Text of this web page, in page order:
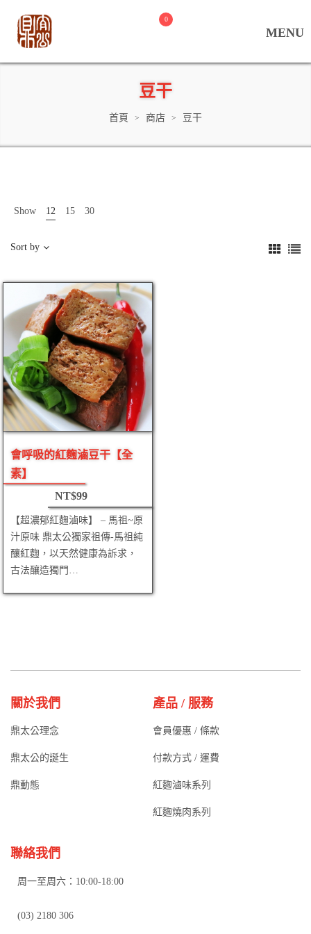
0
豆干
首頁 > 商店 > 豆干
Show 12 15 30
Sort by
會呼吸的紅麴滷豆干【全
素】
NT$99
【超濃郁紅麴滷味】 – 馬祖~原
汁原味 鼎太公獨家祖傳-馬祖純
釀紅麴，以天然健康為訴求，
古法釀造獨門…
關於我們
鼎太公理念
鼎太公的誕生
鼎動態
產品 / 服務
會員優惠 / 條款
付款方式 / 運費
紅麴滷味系列
紅麴燒肉系列
聯絡我們
周一至周六：10:00-18:00
(03) 2180 306